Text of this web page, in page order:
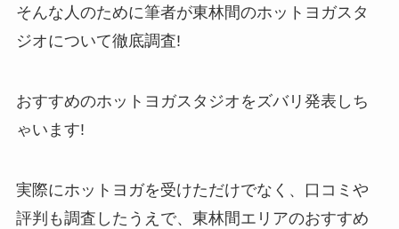
そんな人のために筆者が東林間のホットヨガスタ
ジオについて徹底調査!
おすすめのホットヨガスタジオをズバリ発表しち
ゃいます!
実際にホットヨガを受けただけでなく、口コミや
評判も調査したうえで、東林間エリアのおすすめ